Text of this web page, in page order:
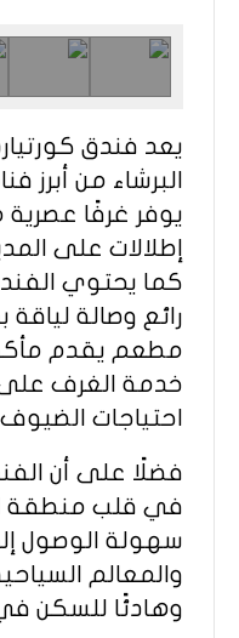
يعد فندق
يوفر غرفًا
إطلالات على
كما يحتوي
رائع وصالة لياقة
مطعم يقدم
خدمة الغرف على
احتياجات
فضلًا على أن
في قلب منطقة
سهولة الوصول
والمعالم
وهادئًا للسكن